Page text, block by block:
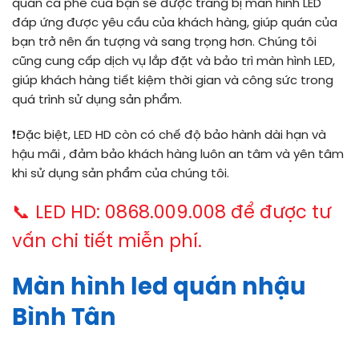
quán cà phê của bạn sẽ được trang bị màn hình LED
đáp ứng được yêu cầu của khách hàng, giúp quán của
bạn trở nên ấn tượng và sang trọng hơn. Chúng tôi
cũng cung cấp dịch vụ lắp đặt và bảo trì màn hình LED,
giúp khách hàng tiết kiệm thời gian và công sức trong
quá trình sử dụng sản phẩm.
❗Đặc biệt, LED HD còn có chế độ bảo hành dài hạn và
hậu mãi , đảm bảo khách hàng luôn an tâm và yên tâm
khi sử dụng sản phẩm của chúng tôi.
📞 LED HD: 0868.009.008 để được tư
vấn chi tiết miễn phí.
Màn hình led quán nhậu
Bình Tân